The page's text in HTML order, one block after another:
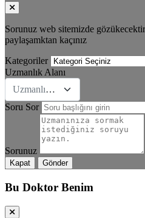
Sorunuz web sitemizde
paylaşamktan kaçınız
Kategoriler
Uzmanlık Alanı
Uzmanlık Se&#231;iniz
Soru Sor
Sorunuz
Kapat Gönder
Bu Doktor Benim